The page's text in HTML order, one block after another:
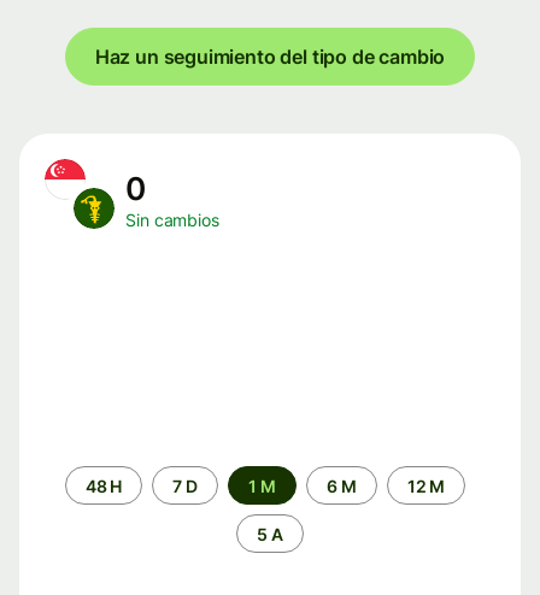
Haz un seguimiento del tipo de cambio
0
Sin cambios
Periodo48 H 7 D 1 M 6 M 12 M
5 A